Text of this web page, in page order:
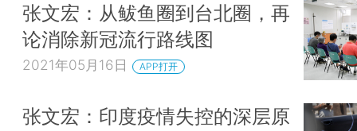
张文宏：从鲅鱼圈到台北圈，再
论消除新冠流行路线图
2021年05月16日 APP打开
张文宏：印度疫情失控的深层原